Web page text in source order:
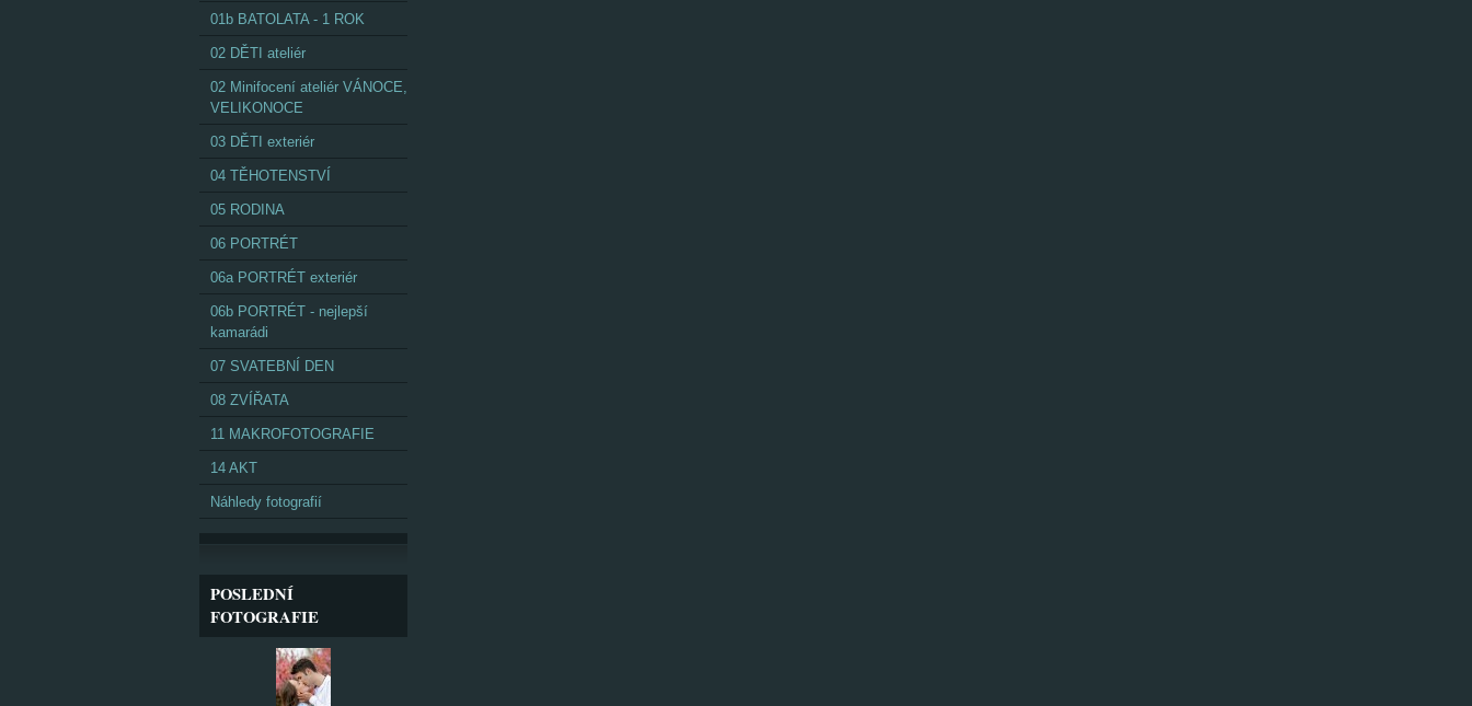
01b BATOLATA - 1 ROK
02 DĚTI ateliér
02 Minifocení ateliér VÁNOCE,
VELIKONOCE
03 DĚTI exteriér
04 TĚHOTENSTVÍ
05 RODINA
06 PORTRÉT
06a PORTRÉT exteriér
06b PORTRÉT - nejlepší
kamarádi
07 SVATEBNÍ DEN
08 ZVÍŘATA
11 MAKROFOTOGRAFIE
14 AKT
Náhledy fotografií
POSLEDNÍ
FOTOGRAFIE